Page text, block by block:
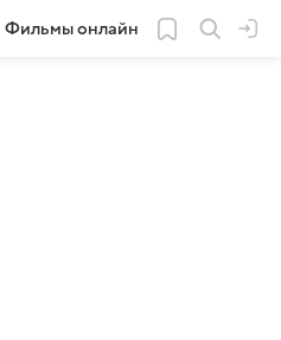
Фильмы онлайн